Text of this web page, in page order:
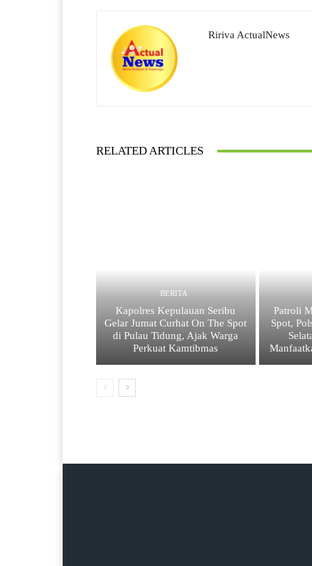
Ririva ActualNews
RELATED ARTICLES
BERITA
Kapolres Kepulauan Seribu
Gelar Jumat Curhat On The Spot
di Pulau Tidung, Ajak Warga
Perkuat Kamtibmas
Patroli
Spot,